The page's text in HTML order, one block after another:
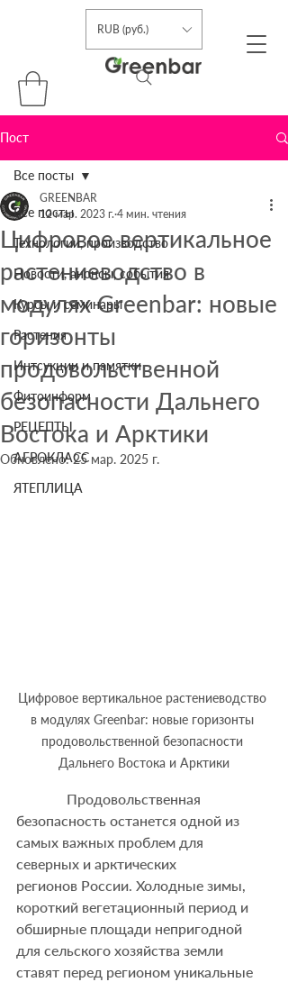
RUB (руб.)
Пост
Все посты
Технологии, производство
Новости, анонсы, события
Курсы и семинары
Растения
Интсукции и памятки
Фитоинформ
РЕЦЕПТЫ
АГРОКЛАСС
ЯТЕПЛИЦА
Все посты
Цифровое вертикальное
растениеводство в
модулях Greenbar: новые
горизонты
продовольственной
безопасности Дальнего
Востока и Арктики
GREENBAR
12 мар. 2023 г. 4 мин. чтения
Обновлено:25 мар. 2025 г.
Цифровое вертикальное растениеводство
в модулях Greenbar: новые горизонты
продовольственной безопасности
Дальнего Востока и Арктики
безопасность останется одной из
самых важных проблем для
северных и арктических
регионов России. Холодные зимы,
короткий вегетационный период и
обширные площади непригодной
для сельского хозяйства земли
ставят перед регионом уникальные